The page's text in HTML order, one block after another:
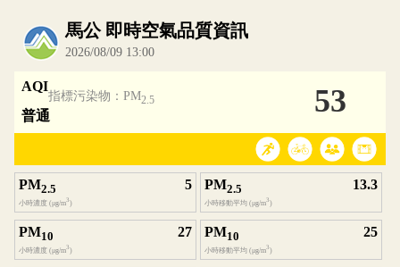
內嵌空氣品質小工具為視覺預覽，完整即時空